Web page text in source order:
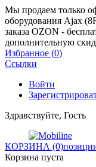
Мы продаем только
оборудования Ajax
заказа OZON -
дополнительную
Избранное (0)
Ссылки
Войти
Здравствуйте, Гость
КОРЗИНА (0)
Корзина пуста